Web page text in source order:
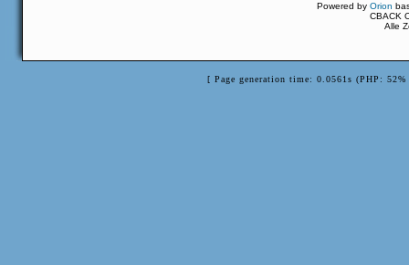
Powered byOrion
CBACK
Alle
[ Page generation time: 0.0561s (PHP: